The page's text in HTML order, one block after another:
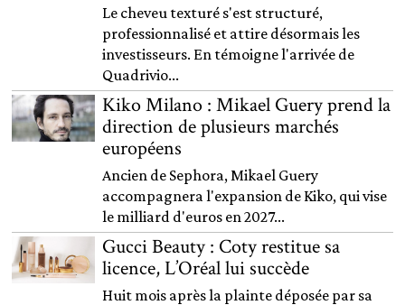
Le cheveu texturé s'est structuré,
professionnalisé et attire désormais les
investisseurs. En témoigne l'arrivée de
Quadrivio...
Kiko Milano : Mikael Guery prend la
direction de plusieurs marchés
européens
Ancien de Sephora, Mikael Guery
accompagnera l'expansion de Kiko, qui vise
le milliard d'euros en 2027...
Gucci Beauty : Coty restitue sa
licence, L’Oréal lui succède
Huit mois après la plainte déposée par sa